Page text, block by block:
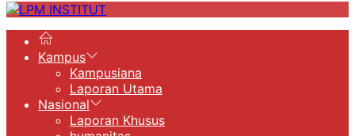
LPM
Kampus
Kampusiana
Laporan Utama
Nasional
Laporan Khusus